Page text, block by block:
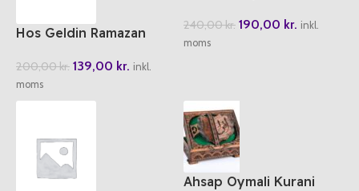
Hos Geldin Ramazan
200,00kr. 139,00 kr. inkl.
moms
240,00kr. 190,00 kr. inkl.
moms
Ahsap Oymali Kurani